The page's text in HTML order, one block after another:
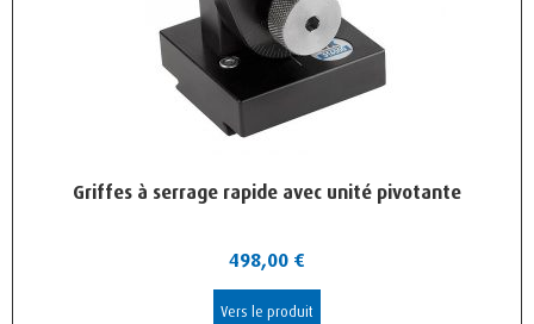
Griffes à serrage rapide avec unité pivotante
498,00 €
Vers le produit